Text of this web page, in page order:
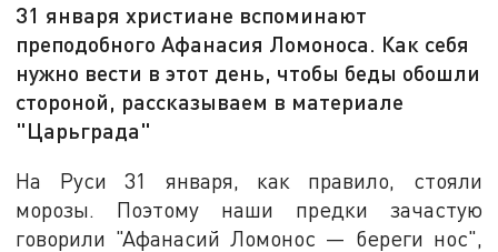
31 января христиане вспоминают
преподобного Афанасия Ломоноса. Как себя
нужно вести в этот день, чтобы беды обошли
стороной, рассказываем в материале
"Царьграда"
На Руси 31 января, как правило, стояли
морозы. Поэтому наши предки зачастую
говорили "Афанасий Ломонос — береги нос",